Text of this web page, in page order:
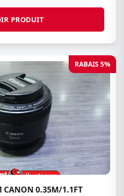
PRODUIT
RABAIS 5%
CANON 0.35M/1.1FT